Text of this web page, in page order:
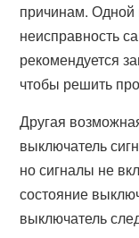
причинам. Одной
неисправность
рекомендуется
чтобы решить
Другая
выключатель
но сигналы не
состояние
выключатель